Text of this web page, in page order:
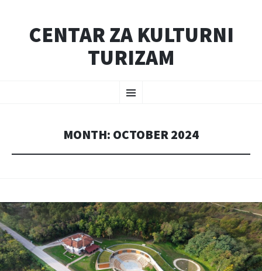
CENTAR ZA KULTURNI
TURIZAM
Menu
TO
MONTH: OCTOBER 2024